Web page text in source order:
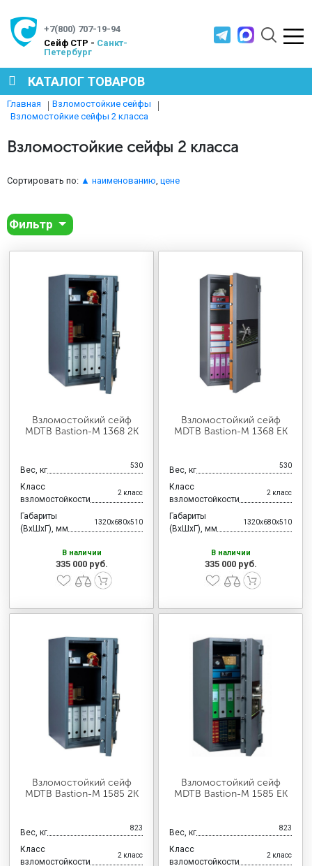
+7(800) 707-19-94
Cейф СТР - Санкт-
Петербург
КАТАЛОГ ТОВАРОВ
СЕЙФЫ
МЕТАЛЛИЧЕСКИЕ СТЕЛЛАЖИ
МЕДИЦИНСКАЯ МЕБЕЛЬ
СИСТЕМЫ ХРАНЕНИЯ
ОФИСНАЯ МЕБЕЛЬ
МЕБЕЛЬ ДЛЯ ДОМА
МЕБЕЛЬ ДЛЯ СТОЛОВЫХ
СТАЛЬНЫЕ ДВЕРИ
Главная
Взломостойкие сейфы
Взломостойкие сейфы 2 класса
Взломостойкие сейфы 2 класса
Сортировать по: ▲ наименованию, цене
Фильтр
Взломостойкий сейф
MDTB Bastion-M 1368 2K
Вес, кг 530
Класс
взломостойкости
2 класс
Габариты
(ВхШхГ), мм
1320x680x510
В наличии
335 000 руб.
Взломостойкий сейф
MDTB Bastion-M 1368 EK
Вес, кг 530
Класс
взломостойкости
2 класс
Габариты
(ВхШхГ), мм
1320x680x510
В наличии
335 000 руб.
Взломостойкий сейф
MDTB Bastion-M 1585 2K
Вес, кг 823
Класс
взломостойкости
2 класс
Взломостойкий сейф
MDTB Bastion-M 1585 EK
Вес, кг 823
Класс
взломостойкости
2 класс